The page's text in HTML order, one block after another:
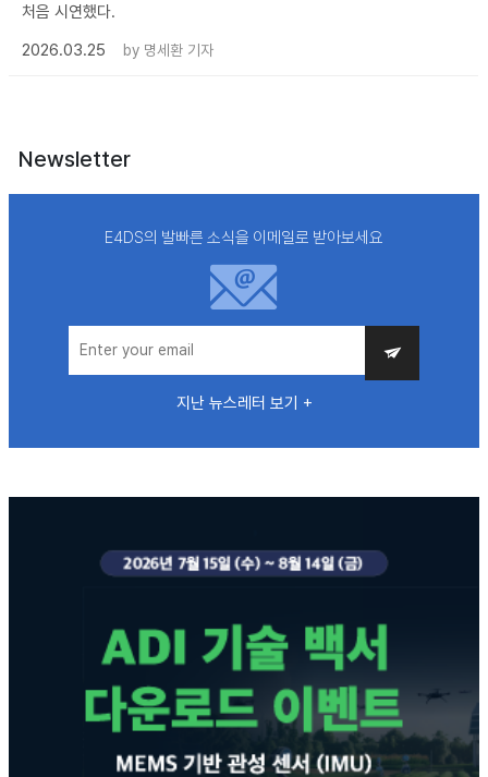
처음 시연했다.
2026.03.25
by 명세환 기자
Newsletter
E4DS의 발빠른 소식을 이메일로 받아보세요
지난 뉴스레터 보기 +